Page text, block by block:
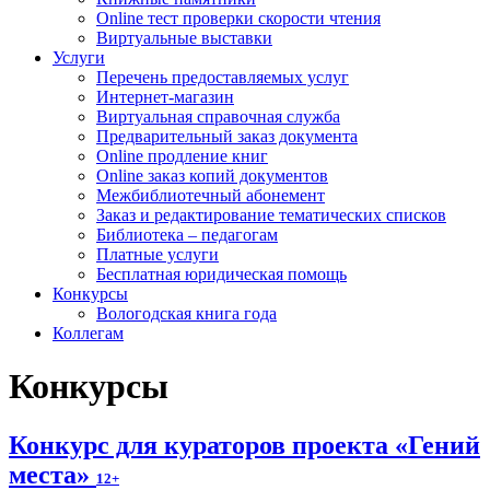
Online тест проверки скорости чтения
Виртуальные выставки
Услуги
Перечень предоставляемых услуг
Интернет-магазин
Виртуальная справочная служба
Предварительный заказ документа
Online продление книг
Online заказ копий документов
Межбиблиотечный абонемент
Заказ и редактирование тематических списков
Библиотека – педагогам
Платные услуги
Бесплатная юридическая помощь
Конкурсы
Вологодская книга года
Коллегам
Конкурсы
Конкурс для кураторов проекта «Гений
места» 12+